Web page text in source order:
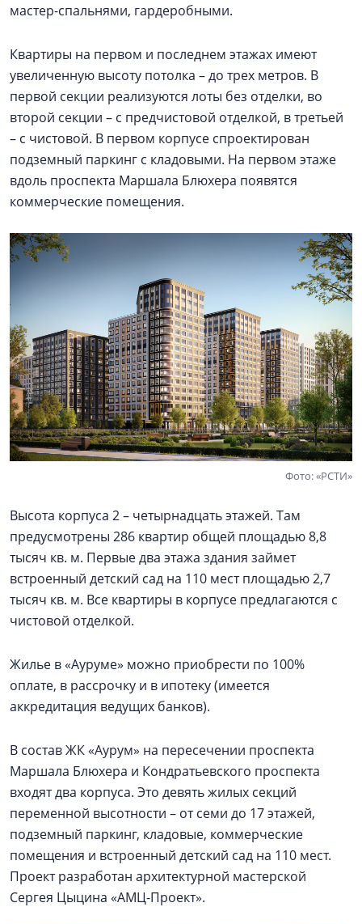
мастер-спальнями, гардеробными.
Квартиры на первом и последнем этажах имеют
увеличенную высоту потолка – до трех метров. В
первой секции реализуются лоты без отделки, во
второй секции – с предчистовой отделкой, в третьей
– с чистовой. В первом корпусе спроектирован
подземный паркинг с кладовыми. На первом этаже
вдоль проспекта Маршала Блюхера появятся
коммерческие помещения.
Фото: «РСТИ»
Высота корпуса 2 – четырнадцать этажей. Там
предусмотрены 286 квартир общей площадью 8,8
тысяч кв. м. Первые два этажа здания займет
встроенный детский сад на 110 мест площадью 2,7
тысяч кв. м. Все квартиры в корпусе предлагаются с
чистовой отделкой.
Жилье в «Ауруме» можно приобрести по 100%
оплате, в рассрочку и в ипотеку (имеется
аккредитация ведущих банков).
В состав ЖК «Аурум» на пересечении проспекта
Маршала Блюхера и Кондратьевского проспекта
входят два корпуса. Это девять жилых секций
переменной высотности – от семи до 17 этажей,
подземный паркинг, кладовые, коммерческие
помещения и встроенный детский сад на 110 мест.
Проект разработан архитектурной мастерской
Сергея Цыцина «АМЦ-Проект».